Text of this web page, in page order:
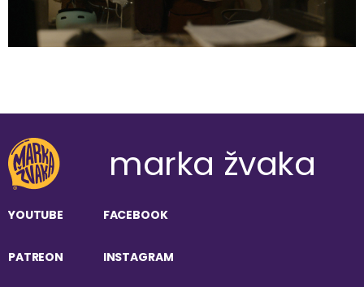
marka žvaka
YOUTUBE FACEBOOK
PATREON INSTAGRAM